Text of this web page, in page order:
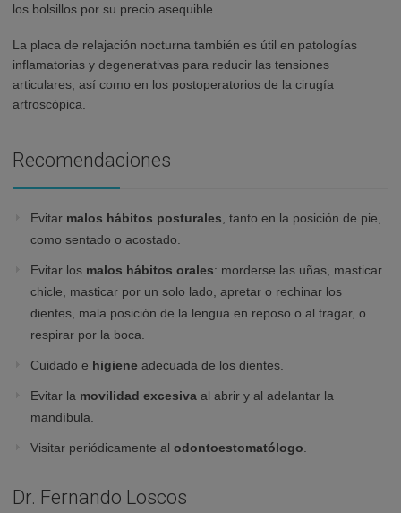
los bolsillos por su precio asequible.
La placa de relajación nocturna también es útil en patologías
inflamatorias y degenerativas para reducir las tensiones
articulares, así como en los postoperatorios de la cirugía
artroscópica.
Recomendaciones
Evitar malos hábitos posturales, tanto en la posición de pie,
como sentado o acostado.
Evitar los malos hábitos orales: morderse las uñas, masticar
chicle, masticar por un solo lado, apretar o rechinar los
dientes, mala posición de la lengua en reposo o al tragar, o
respirar por la boca.
Cuidado e higiene adecuada de los dientes.
Evitar la movilidad excesiva al abrir y al adelantar la
mandíbula.
Visitar periódicamente al odontoestomatólogo.
Dr. Fernando Loscos